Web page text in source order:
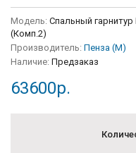
Модель: Спальный
(Комп.2)
Производитель: Пенза (М)
Наличие: Предзаказ
63600р.